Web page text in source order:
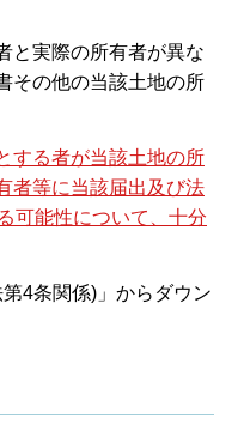
実際の所有者が異な
その他の当該土地の所
する者が当該土地の所
者等に当該届出及び法
可能性について、十分
4条関係)」からダウン